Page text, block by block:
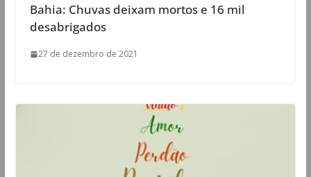
Bahia: Chuvas deixam mortos e 16 mil
desabrigados
27 de dezembro de 2021